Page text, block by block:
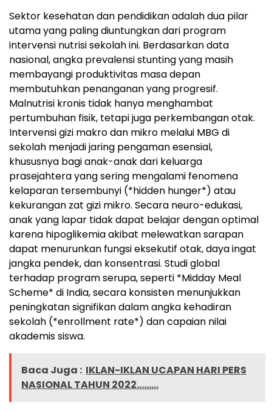
Sektor kesehatan dan pendidikan adalah dua pilar
utama yang paling diuntungkan dari program
intervensi nutrisi sekolah ini. Berdasarkan data
nasional, angka prevalensi stunting yang masih
membayangi produktivitas masa depan
membutuhkan penanganan yang progresif.
Malnutrisi kronis tidak hanya menghambat
pertumbuhan fisik, tetapi juga perkembangan otak.
Intervensi gizi makro dan mikro melalui MBG di
sekolah menjadi jaring pengaman esensial,
khususnya bagi anak-anak dari keluarga
prasejahtera yang sering mengalami fenomena
kelaparan tersembunyi (*hidden hunger*) atau
kekurangan zat gizi mikro. Secara neuro-edukasi,
anak yang lapar tidak dapat belajar dengan optimal
karena hipoglikemia akibat melewatkan sarapan
dapat menurunkan fungsi eksekutif otak, daya ingat
jangka pendek, dan konsentrasi. Studi global
terhadap program serupa, seperti *Midday Meal
Scheme* di India, secara konsisten menunjukkan
peningkatan signifikan dalam angka kehadiran
sekolah (*enrollment rate*) dan capaian nilai
akademis siswa.
Baca Juga : IKLAN-IKLAN UCAPAN HARI PERS
NASIONAL TAHUN 2022.........